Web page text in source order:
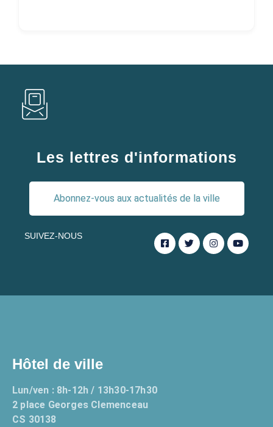
Les lettres d'informations
Abonnez-vous aux actualités de la ville
SUIVEZ-NOUS
Hôtel de ville
Lun/ven : 8h-12h / 13h30-17h30
2 place Georges Clemenceau
CS 30138